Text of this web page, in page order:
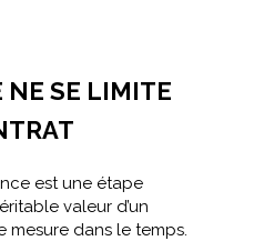
NE SE LIMITE
est une étape
valeur d’un
mesure dans le temps.